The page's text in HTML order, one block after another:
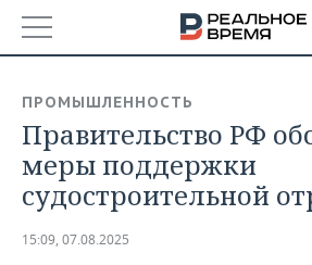
БАШКОРТОСТАН
ТАТАРСТАН
НОВОСТИ
АНАЛИТИКА
ПРОМЫШЛЕННОСТЬ
Правительство РФ
меры поддержки
судостроительной
15:09, 07.08.2025